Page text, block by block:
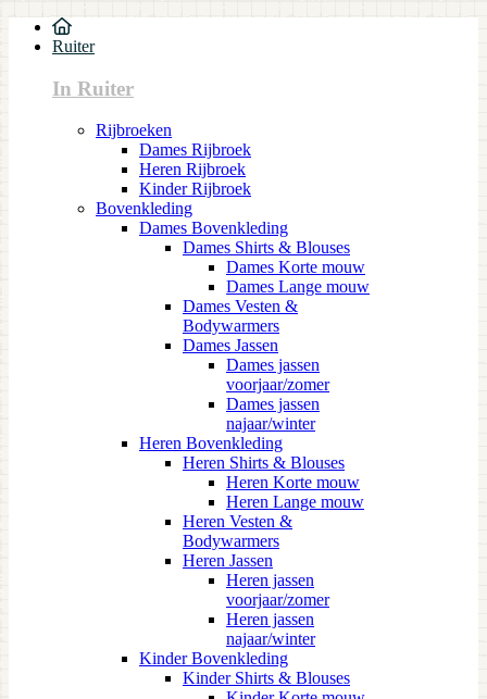
Ruiter
In Ruiter
Rijbroeken
Dames Rijbroek
Heren Rijbroek
Kinder Rijbroek
Bovenkleding
Dames Bovenkleding
Dames Shirts & Blouses
Dames Korte mouw
Dames Lange mouw
Dames Vesten &
Bodywarmers
Dames Jassen
Dames jassen
voorjaar/zomer
Dames jassen
najaar/winter
Heren Bovenkleding
Heren Shirts & Blouses
Heren Korte mouw
Heren Lange mouw
Heren Vesten &
Bodywarmers
Heren Jassen
Heren jassen
voorjaar/zomer
Heren jassen
najaar/winter
Kinder Bovenkleding
Kinder Shirts & Blouses